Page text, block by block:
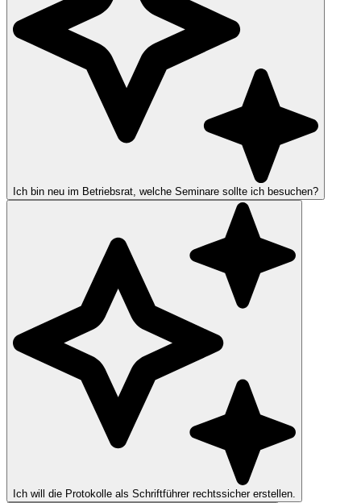
Ich bin neu im Betriebsrat, welche Seminare sollte ich besuchen?
Ich will die Protokolle als Schriftführer rechtssicher erstellen.